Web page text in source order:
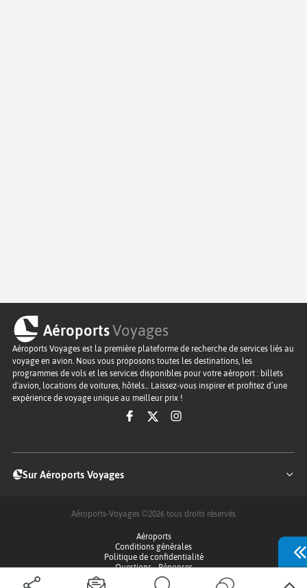
AéroportsVoyages
Aéroports Voyages est la première plateforme de recherche de services liés au
voyage en avion. Nous vous proposons toutes les destinations, les
programmes de vols et les services disponibles pour votre aéroport : billets
d'avion, locations de voitures, hôtels... Laissez-vous inspirer et profitez d’une
expérience de voyage unique au meilleur prix !
Sur Aéroports Voyages
Aéroports-Voyages ©2026 tous droits réservés
Aéroports
Conditions générales
Politique de confidentialité
Questions - Réponses
Plan du site